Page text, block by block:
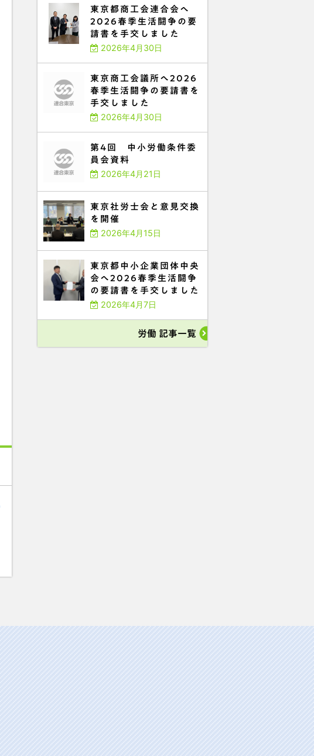
東京都商工会連合会へ
2026春季生活闘争の要
請書を手交しました
2026年4月30日
東京商工会議所へ2026
春季生活闘争の要請書を
手交しました
2026年4月30日
第4回 中小労働条件委
員会資料
2026年4月21日
東京社労士会と意見交換
を開催
2026年4月15日
東京都中小企業団体中央
会へ2026春季生活闘争
の要請書を手交しました
2026年4月7日
労働 記事一覧